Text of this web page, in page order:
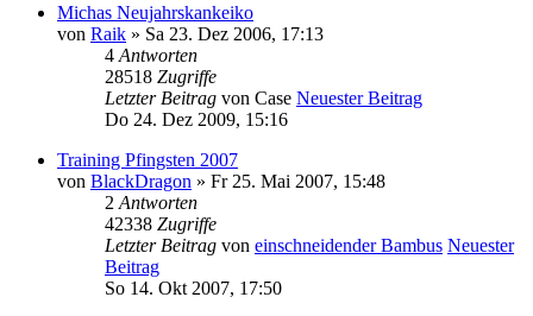
Michas Neujahrskankeiko
von Raik » Sa 23. Dez 2006, 17:13
4 Antworten
28518 Zugriffe
Letzter Beitrag von Case Neuester Beitrag
Do 24. Dez 2009, 15:16
Training Pfingsten 2007
von BlackDragon » Fr 25. Mai 2007, 15:48
2 Antworten
42338 Zugriffe
Letzter Beitrag von einschneidender Bambus Neuester
Beitrag
So 14. Okt 2007, 17:50